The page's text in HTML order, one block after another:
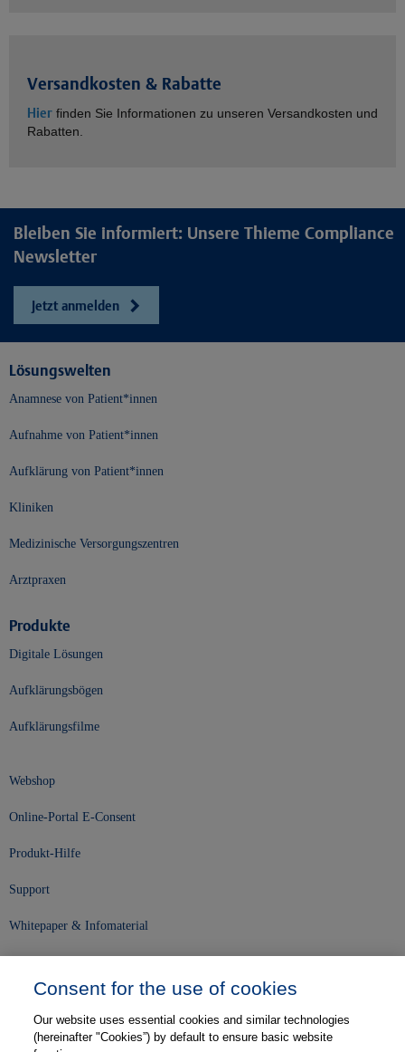
Versandkosten & Rabatte
Hier finden Sie Informationen zu unseren Versandkosten und
Rabatten.
Bleiben Sie informiert: Unsere Thieme Compliance
Newsletter
Jetzt anmelden
Lösungswelten
Anamnese von Patient*innen
Aufnahme von Patient*innen
Aufklärung von Patient*innen
Kliniken
Medizinische Versorgungszentren
Arztpraxen
Produkte
Digitale Lösungen
Aufklärungsbögen
Aufklärungsfilme
Webshop
Online-Portal E-Consent
Produkt-Hilfe
Support
Whitepaper & Infomaterial
Karriere
Consent for the use of cookies
Our website uses essential cookies and similar technologies
(hereinafter "Cookies”) by default to ensure basic website